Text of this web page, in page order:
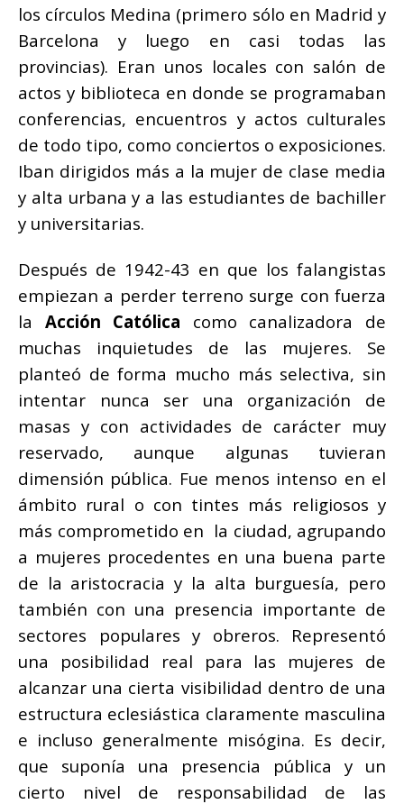
los círculos Medina (primero sólo en Madrid y
Barcelona y luego en casi todas las
provincias). Eran unos locales con salón de
actos y biblioteca en donde se programaban
conferencias, encuentros y actos culturales
de todo tipo, como conciertos o exposiciones.
Iban dirigidos más a la mujer de clase media
y alta urbana y a las estudiantes de bachiller
y universitarias.
Después de 1942­-43 en que los falangistas
empiezan a perder terreno surge con fuerza
la Acción Católica como canalizadora de
muchas inquietudes de las mujeres. Se
planteó de forma mucho más selectiva, sin
intentar nunca ser una organización de
masas y con actividades de carácter muy
reservado, aunque algunas tuvieran
dimensión pública. Fue menos intenso en el
ámbito rural o con tintes más religiosos y
más comprometido en la ciudad, agrupando
a mujeres procedentes en una buena parte
de la aristocracia y la alta burguesía, pero
también con una presencia importante de
sectores populares y obreros. Representó
una posibilidad real para las mujeres de
alcanzar una cierta visibilidad dentro de una
estructura eclesiástica claramente masculina
e incluso generalmente misógina. Es decir,
que suponía una presencia pública y un
cierto nivel de responsabilidad de las